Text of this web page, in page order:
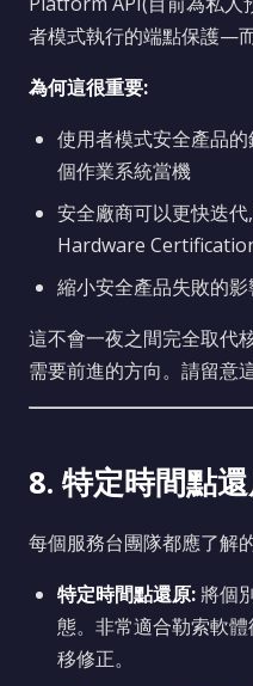
者模式執行的端點保護—
為何這很重要:
使用者模式安全產品
個作業系統當機
安全廠商可以更快迭
Hardware
縮小安全產品失敗的影
這不會一夜之間完全取代
需要前進的方向。請留意
8. 特定時間點
每個服務台團隊都應了解
特定時間點還原: 將個
態。非常適合勒索軟
移修正。